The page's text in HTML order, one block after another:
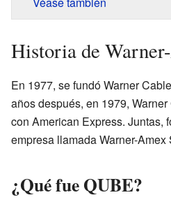
Historia de
En 1977, se fundó Warner
años después, en 1979,
con American Express. Juntas,
empresa llamada Warner-
¿Qué fue QUBE?